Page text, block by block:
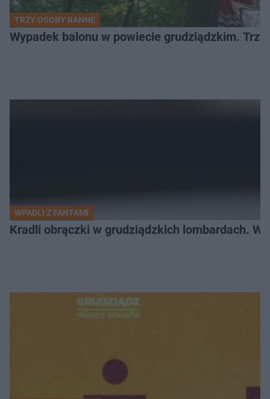
TRZY OSOBY RANNE
Wypadek balonu w powiecie grudziądzkim.
WPADLI Z FANTAMI
Kradli obrączki w grudziądzkich lombardach.